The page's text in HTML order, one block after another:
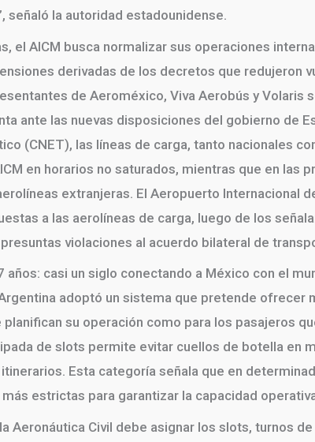
señaló la autoridad estadounidense.
el AICM busca normalizar sus operaciones
derivadas de los decretos que redujeron
de Aeroméxico, Viva Aerobús y Volaris
ante las nuevas disposiciones del gobierno de
(CNET), las líneas de carga, tanto nacionales
en horarios no saturados, mientras que en las
extranjeras. El Aeropuerto Internacional
a las aerolíneas de carga, luego de los
violaciones al acuerdo bilateral de
años: casi un siglo conectando a México con el
adoptó un sistema que pretende ofrecer
planifican su operación como para los pasajeros
de slots permite evitar cuellos de botella en
Esta categoría señala que en
estrictas para garantizar la capacidad
Aeronáutica Civil debe asignar los slots, turnos